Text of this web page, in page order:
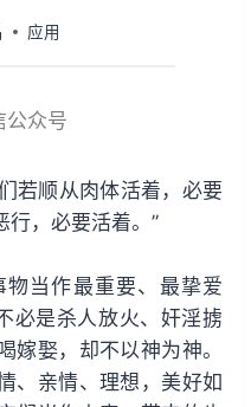
应用
公众号
若顺从肉体活着，必要
行，必要活着。”
当作最重要、最挚爱
必是杀人放火、奸淫掳
嫁娶，却不以神为神。
、亲情、理想，美好如